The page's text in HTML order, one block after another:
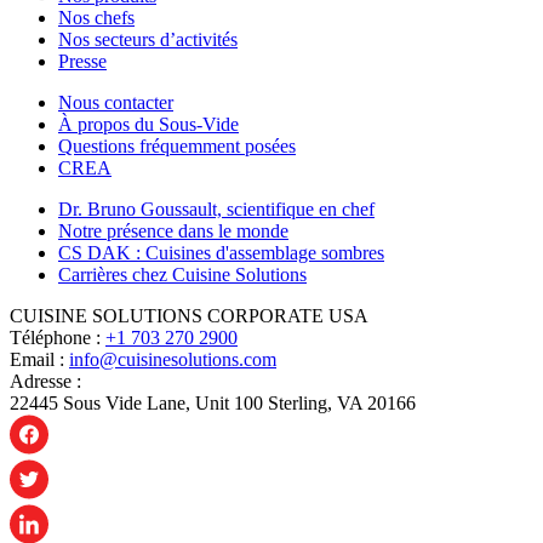
Nos chefs
Nos secteurs d’activités
Presse
Nous contacter
À propos du Sous-Vide
Questions fréquemment posées
CREA
Dr. Bruno Goussault, scientifique en chef
Notre présence dans le monde
CS DAK : Cuisines d'assemblage sombres
Carrières chez Cuisine Solutions
CUISINE SOLUTIONS CORPORATE USA
Téléphone : +1 703 270 2900
Email : info@cuisinesolutions.com
Adresse :
22445 Sous Vide Lane, Unit 100 Sterling, VA 20166